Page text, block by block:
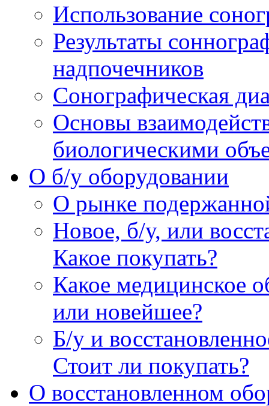
Использование
Результаты
надпочечников
Сонографическая
Основы
биологическими
O б/у оборудовании
О рынке
Новое, б/у, или
Какое покупать?
Какое медицинское
или новейшее?
Б/у и
Стоит ли покупать?
О восстановленном